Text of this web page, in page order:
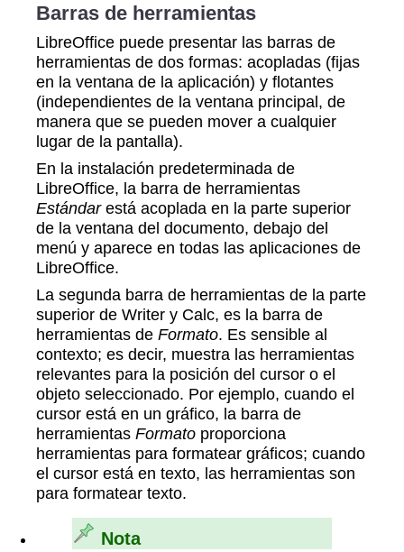
Barras de herramientas
LibreOffice puede presentar las barras de
herramientas de dos formas: acopladas (fijas
en la ventana de la aplicación) y flotantes
(independientes de la ventana principal, de
manera que se pueden mover a cualquier
lugar de la pantalla).
En la instalación predeterminada de
LibreOffice, la barra de herramientas
Estándarestá acoplada en la parte superior
de la ventana del documento, debajo del
menú y aparece en todas las aplicaciones de
LibreOffice.
La segunda barra de herramientas de la parte
superior de Writer y Calc, es la barra de
herramientas de Formato. Es sensible al
contexto; es decir, muestra las herramientas
relevantes para la posición del cursor o el
objeto seleccionado. Por ejemplo, cuando el
cursor está en un gráfico, la barra de
herramientas Formato proporciona
herramientas para formatear gráficos; cuando
el cursor está en texto, las herramientas son
para formatear texto.
Nota